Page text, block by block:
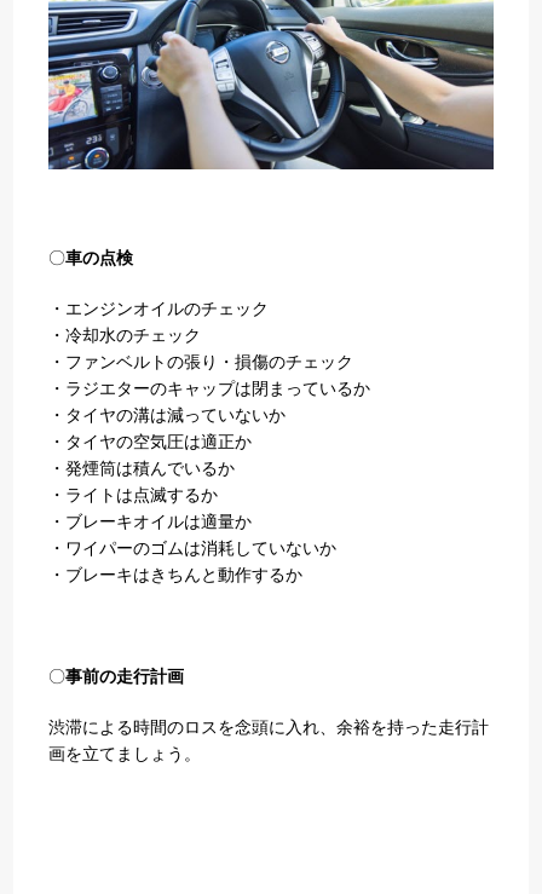
〇車の点検
・エンジンオイルのチェック
・冷却水のチェック
・ファンベルトの張り・損傷のチェック
・ラジエターのキャップは閉まっているか
・タイヤの溝は減っていないか
・タイヤの空気圧は適正か
・発煙筒は積んでいるか
・ライトは点滅するか
・ブレーキオイルは適量か
・ワイパーのゴムは消耗していないか
・ブレーキはきちんと動作するか
〇事前の走行計画
渋滞による時間のロスを念頭に入れ、余裕を持った走行計
画を立てましょう。